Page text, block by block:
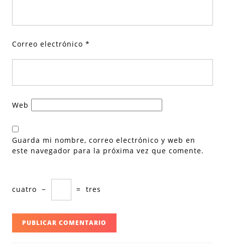
Correo electrónico *
Web
Guarda mi nombre, correo electrónico y web en
este navegador para la próxima vez que comente.
cuatro − = tres